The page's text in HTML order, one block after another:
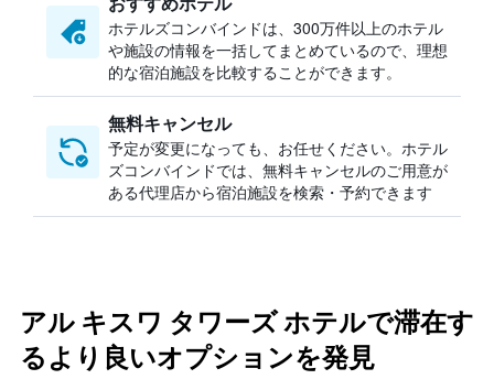
ホテルズコンバインドは、300万件以上のホテル
や施設の情報を一括してまとめているので、理想
的な宿泊施設を比較することができます。
無料キャンセル
予定が変更になっても、お任せください。ホテル
ズコンバインドでは、無料キャンセルのご用意が
ある代理店から宿泊施設を検索・予約できます
アル キスワ タワーズ ホテルで滞在す
るより良いオプションを発見